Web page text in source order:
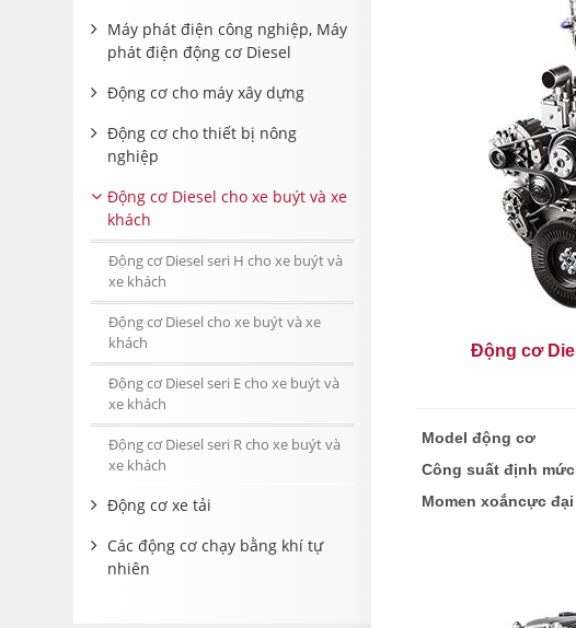
Động cơ
Model động cơ
Công suất định mức
Momen xoắncực đại
Máy phát điện công nghiệp, Máy
phát điện động cơ Diesel
Động cơ cho máy xây dựng
Động cơ cho thiết bị nông
nghiệp
Động cơ Diesel cho xe buýt và xe
khách
Động cơ Diesel seri H cho xe buýt và
xe khách
Động cơ Diesel cho xe buýt và xe
khách
Động cơ Diesel seri E cho xe buýt và
xe khách
Động cơ Diesel seri R cho xe buýt và
xe khách
Động cơ xe tải
Các động cơ chạy bằng khí tự
nhiên